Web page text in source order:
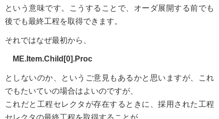
という意味です。こうすることで、オーダ展開する前でも
後でも最終工程を取得できます。
それではなぜ最初から、
ME.Item.Child[0].Proc
としないのか、というご意見もあるかと思いますが、これ
でもたいていの場合はよいのですが、
これだと工程セレクタが存在するときに、採用された工程
セレクタの最終工程を取得することが